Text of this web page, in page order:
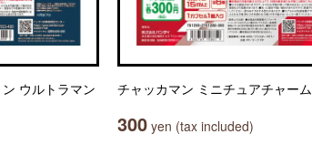
ウルトラマン
チャッカマン ミニチュアチャーム
300 yen (tax included)